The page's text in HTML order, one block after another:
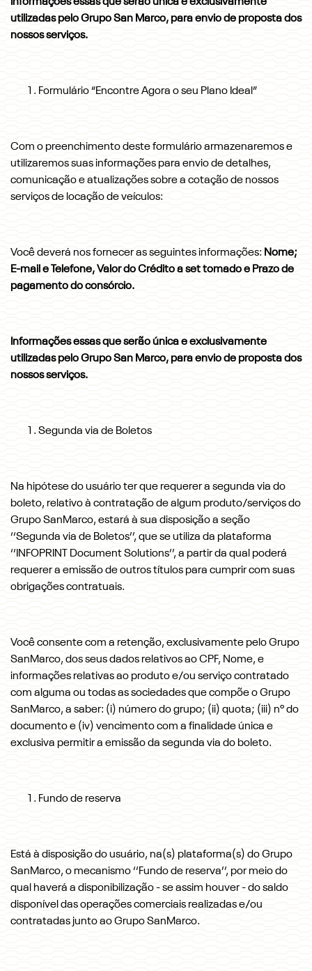
utilizadas pelo Grupo San Marco, para envio de proposta dos
nossos serviços.
Formulário “Encontre Agora o seu Plano Ideal”
Com o preenchimento deste formulário armazenaremos e
utilizaremos suas informações para envio de detalhes,
comunicação e atualizações sobre a cotação de nossos
serviços de locação de veículos:
Você deverá nos fornecer as seguintes informações: Nome;
E-mail e Telefone, Valor do Crédito a set tomado e Prazo de
pagamento do consórcio.
Informações essas que serão única e exclusivamente
utilizadas pelo Grupo San Marco, para envio de proposta dos
nossos serviços.
Segunda via de Boletos
Na hipótese do usuário ter que requerer a segunda via do
boleto, relativo à contratação de algum produto/serviços do
Grupo SanMarco, estará à sua disposição a seção
‘‘Segunda via de Boletos’’, que se utiliza da plataforma
‘‘INFOPRINT Document Solutions’’, a partir da qual poderá
requerer a emissão de outros títulos para cumprir com suas
obrigações contratuais.
Você consente com a retenção, exclusivamente pelo Grupo
SanMarco, dos seus dados relativos ao CPF, Nome, e
informações relativas ao produto e/ou serviço contratado
com alguma ou todas as sociedades que compõe o Grupo
SanMarco, a saber: (i) número do grupo; (ii) quota; (iii) nº do
documento e (iv) vencimento com a finalidade única e
exclusiva permitir a emissão da segunda via do boleto.
Fundo de reserva
Está à disposição do usuário, na(s) plataforma(s) do Grupo
SanMarco, o mecanismo ‘‘Fundo de reserva’’, por meio do
qual haverá a disponibilização - se assim houver - do saldo
disponível das operações comerciais realizadas e/ou
contratadas junto ao Grupo SanMarco.